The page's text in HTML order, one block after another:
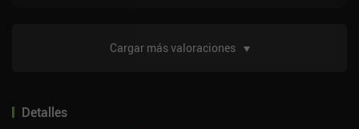
Cargar más valoraciones
Detalles